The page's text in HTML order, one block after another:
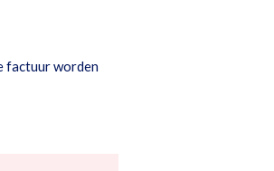
factuur worden